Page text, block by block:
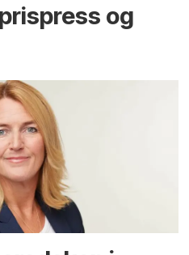
og